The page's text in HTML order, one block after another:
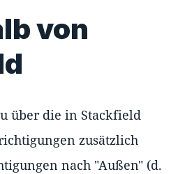
von
über die in Stackfield
zusätzlich
nach "Außen" (d.